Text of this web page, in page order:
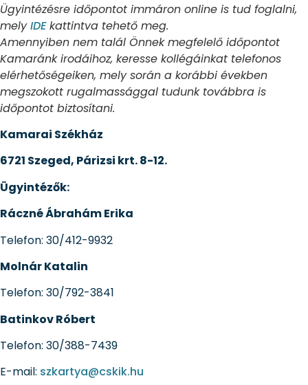
Ügyintézésre időpontot immáron online is tud foglalni,
mely IDE kattintva tehető meg.
Amennyiben nem talál Önnek megfelelő időpontot
Kamaránk irodáihoz, keresse kollégáinkat telefonos
elérhetőségeiken, mely során a korábbi években
megszokott rugalmassággal tudunk továbbra is
időpontot biztosítani.
Kamarai Székház
6721 Szeged, Párizsi krt. 8-12.
Ügyintézők:
Ráczné Ábrahám Erika
Telefon: 30/412-9932
Molnár Katalin
Telefon: 30/792-3841
Batinkov Róbert
Telefon: 30/388-7439
E-mail: szkartya@cskik.hu